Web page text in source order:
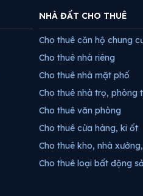
NHÀ ĐẤT CHO THUÊ
Cho thuê căn hộ chung
Cho thuê nhà riêng
Cho thuê nhà mặt phố
Cho thuê nhà trọ, phòng
Cho thuê văn phòng
Cho thuê cửa hàng, ki ốt
Cho thuê kho, nhà
Cho thuê loại bất động